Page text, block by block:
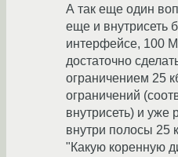
А так еще один
еще и внутрисеть
интерфейсе, 100
достаточно
ограничением 25
ограничений
внутрисеть) и уже
внутри полосы 25
"Какую коренную